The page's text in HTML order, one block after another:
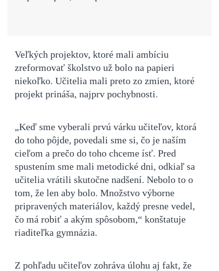
Veľkých projektov, ktoré mali ambíciu
zreformovať školstvo už bolo na papieri
niekoľko. Učitelia mali preto zo zmien, ktoré
projekt prináša, najprv pochybnosti.
„Keď sme vyberali prvú várku učiteľov, ktorá
do toho pôjde, povedali sme si, čo je naším
cieľom a prečo do toho chceme ísť. Pred
spustením sme mali metodické dni, odkiaľ sa
učitelia vrátili skutočne nadšení. Nebolo to o
tom, že len aby bolo. Množstvo výborne
pripravených materiálov, každý presne vedel,
čo má robiť a akým spôsobom,“ konštatuje
riaditeľka gymnázia.
Z pohľadu učiteľov zohráva úlohu aj fakt, že